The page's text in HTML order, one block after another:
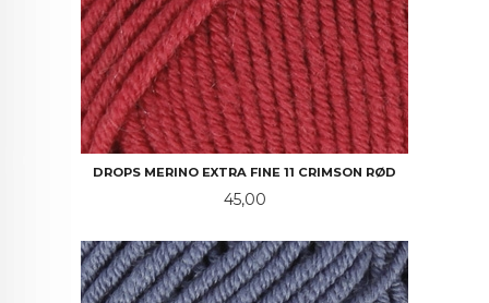
DROPS MERINO EXTRA FINE 11 CRIMSON RØD
Pris
45,00